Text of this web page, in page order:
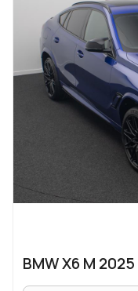
BMW X6 M 2025